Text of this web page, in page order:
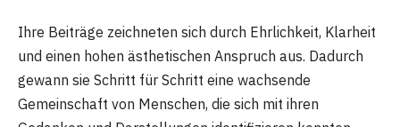
Ihre Beiträge zeichneten sich durch Ehrlichkeit, Klarheit
und einen hohen ästhetischen Anspruch aus. Dadurch
gewann sie Schritt für Schritt eine wachsende
Gemeinschaft von Menschen, die sich mit ihren